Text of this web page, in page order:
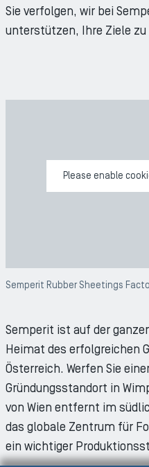
Sie verfolgen, wir bei
unterstützen, Ihre Ziele zu
Please enable
Semperit Rubber Sheetings
Semperit ist auf der
Heimat des erfolgreichen
Österreich. Werfen Sie
Gründungsstandort in
von Wien entfernt im
das globale Zentrum für
ein wichtiger